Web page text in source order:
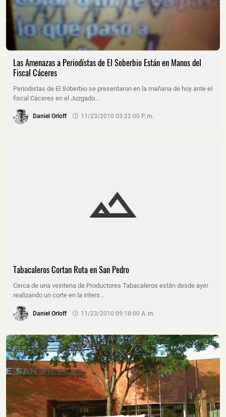
Las Amenazas a Periodístas de El Soberbio Están en Manos del
Fiscal Cáceres
Periodistas de El Soberbio se presentaron en la mañana de hoy ante el
fiscal Cáceres en el Juzgado…
Daniel Orloff 11/23/2010 03:22:00 P. M.
Tabacaleros Cortan Ruta en San Pedro
Cerca de una veintena de Productores Tabacaleros están desde ayer
realizando un corte en la inters…
Daniel Orloff 11/23/2010 09:18:00 A. M.